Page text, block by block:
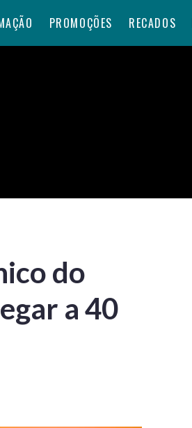
PROMOÇÕES RECADOS
do
a 40